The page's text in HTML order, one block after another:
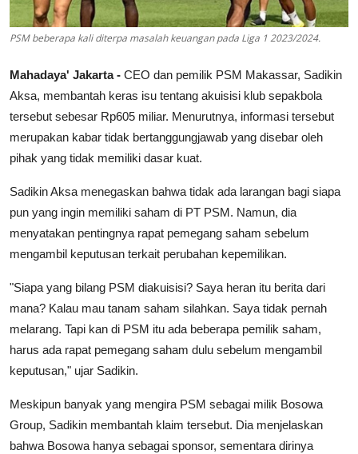
PSM beberapa kali diterpa masalah keuangan pada Liga 1 2023/2024.
Mahadaya' Jakarta - CEO dan pemilik PSM Makassar, Sadikin
Aksa, membantah keras isu tentang akuisisi klub sepakbola
tersebut sebesar Rp605 miliar. Menurutnya, informasi tersebut
merupakan kabar tidak bertanggungjawab yang disebar oleh
pihak yang tidak memiliki dasar kuat.
Sadikin Aksa menegaskan bahwa tidak ada larangan bagi siapa
pun yang ingin memiliki saham di PT PSM. Namun, dia
menyatakan pentingnya rapat pemegang saham sebelum
mengambil keputusan terkait perubahan kepemilikan.
"Siapa yang bilang PSM diakuisisi? Saya heran itu berita dari
mana? Kalau mau tanam saham silahkan. Saya tidak pernah
melarang. Tapi kan di PSM itu ada beberapa pemilik saham,
harus ada rapat pemegang saham dulu sebelum mengambil
keputusan," ujar Sadikin.
Meskipun banyak yang mengira PSM sebagai milik Bosowa
Group, Sadikin membantah klaim tersebut. Dia menjelaskan
bahwa Bosowa hanya sebagai sponsor, sementara dirinya